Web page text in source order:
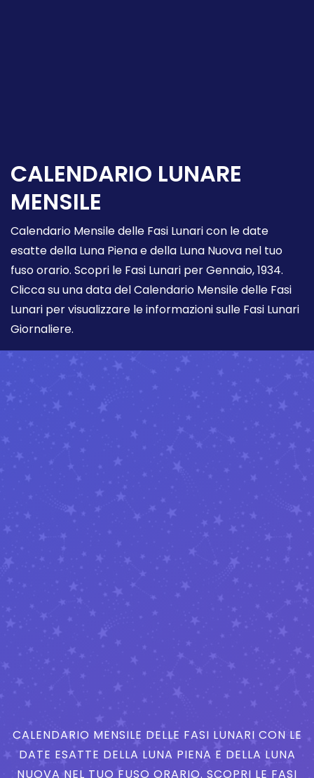
CALENDARIO LUNARE
MENSILE
Calendario Mensile delle Fasi Lunari con le date
esatte della Luna Piena e della Luna Nuova nel tuo
fuso orario. Scopri le Fasi Lunari per Gennaio, 1934.
Clicca su una data del Calendario Mensile delle Fasi
Lunari per visualizzare le informazioni sulle Fasi Lunari
Giornaliere.
CALENDARIO MENSILE DELLE FASI LUNARI CON LE
DATE ESATTE DELLA LUNA PIENA E DELLA LUNA
NUOVA NEL TUO FUSO ORARIO. SCOPRI LE FASI